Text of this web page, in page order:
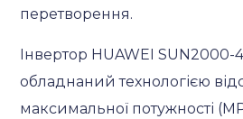
перетворення.
Інвертор HUAWEI SUN2000-
обладнаний технологією
максимальної потужності